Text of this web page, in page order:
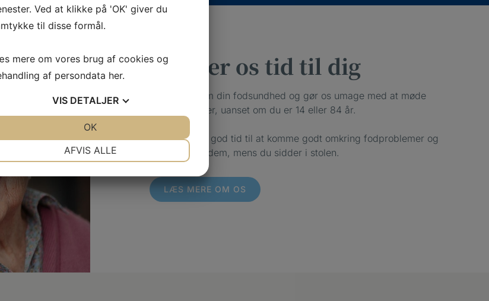
Vi giver os tid til dig
Vi kerer os om din fodsundhed og gør os umage med at møde
dig, hvor du er, uanset om du er 14 eller 84 år.
Hos os har vi god tid til at komme godt omkring fodproblemer og
årsagerne til dem, mens du sidder i stolen.
LÆS MERE OM OS
Ved at klikke på 'OK' giver du
til disse formål.
mere om vores brug af cookies og
af persondata her.
VIS DETALJER
MARKETING STATISTIK
AFVIS ALLE
OK